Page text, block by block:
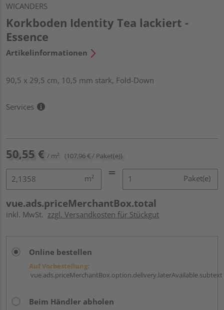
WICANDERS
Korkboden Identity Tea lackiert -
Essence
Artikelinformationen
90,5 x 29,5 cm, 10,5 mm stark, Fold-Down
Services
50,55 € / m² (107,96 € / Paket(e))
m² Paket(e)
vue.ads.priceMerchantBox.total
inkl. MwSt. zzgl. Versandkosten für Stückgut
Online bestellen
Auf Vorbestellung:
vue.ads.priceMerchantBox.option.delivery.laterAvailable.subtext
Beim Händler abholen